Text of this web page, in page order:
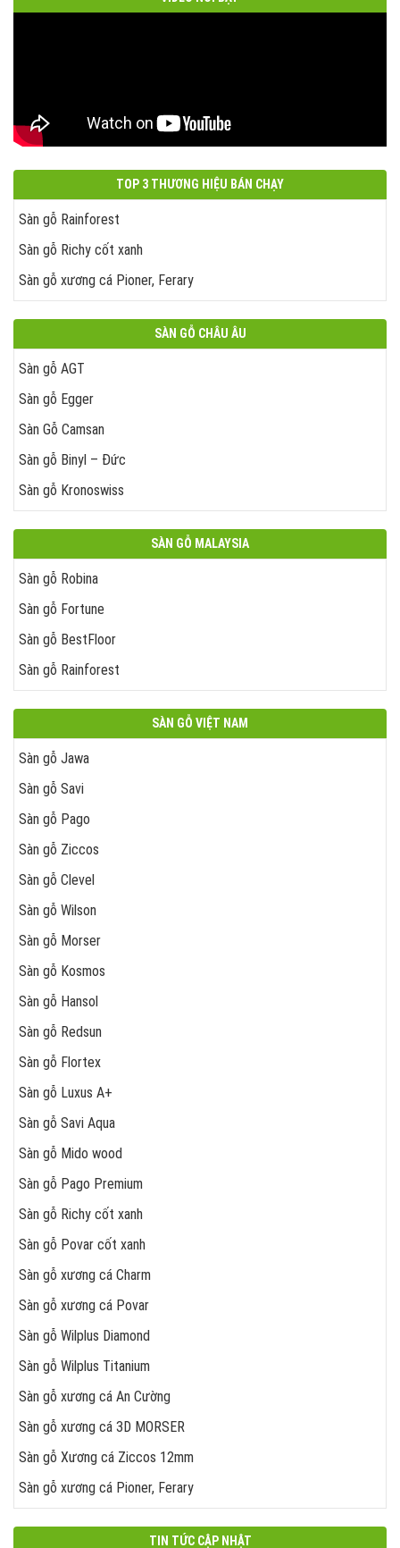
TOP 3 THƯƠNG HIỆU BÁN CHẠY
Sàn gỗ Rainforest
Sàn gỗ Richy cốt xanh
Sàn gỗ xương cá Pioner, Ferary
SÀN GỖ CHÂU ÂU
Sàn gỗ AGT
Sàn gỗ Egger
Sàn Gỗ Camsan
Sàn gỗ Binyl – Đức
Sàn gỗ Kronoswiss
SÀN GỖ MALAYSIA
Sàn gỗ Robina
Sàn gỗ Fortune
Sàn gỗ BestFloor
Sàn gỗ Rainforest
SÀN GỖ VIỆT NAM
Sàn gỗ Jawa
Sàn gỗ Savi
Sàn gỗ Pago
Sàn gỗ Ziccos
Sàn gỗ Clevel
Sàn gỗ Wilson
Sàn gỗ Morser
Sàn gỗ Kosmos
Sàn gỗ Hansol
Sàn gỗ Redsun
Sàn gỗ Flortex
Sàn gỗ Luxus A+
Sàn gỗ Savi Aqua
Sàn gỗ Mido wood
Sàn gỗ Pago Premium
Sàn gỗ Richy cốt xanh
Sàn gỗ Povar cốt xanh
Sàn gỗ xương cá Charm
Sàn gỗ xương cá Povar
Sàn gỗ Wilplus Diamond
Sàn gỗ Wilplus Titanium
Sàn gỗ xương cá An Cường
Sàn gỗ xương cá 3D MORSER
Sàn gỗ Xương cá Ziccos 12mm
Sàn gỗ xương cá Pioner, Ferary
TIN TỨC CẬP NHẬT